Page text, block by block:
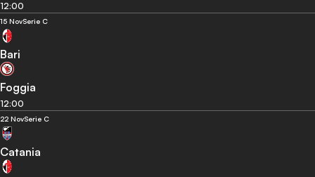
12:00
15 NovSerie C
Bari
Foggia
12:00
22 NovSerie C
Catania